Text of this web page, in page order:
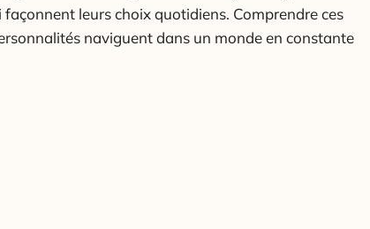
leurs choix quotidiens. Comprendre ces
naviguent dans un monde en constante